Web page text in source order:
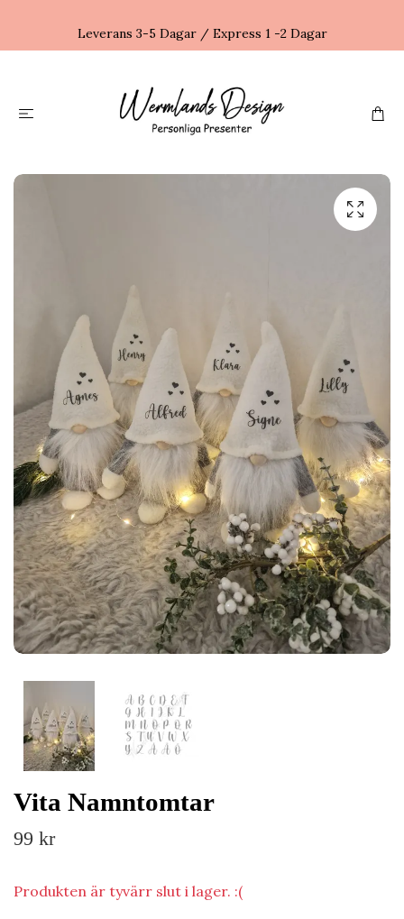
Leverans 3-5 Dagar / Express 1 -2 Dagar
Vita Namntomtar
99 kr
Produkten är tyvärr slut i lager. :(